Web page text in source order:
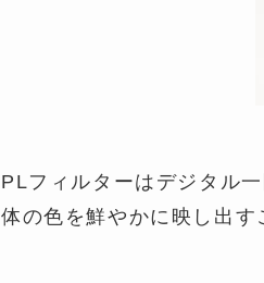
PLフィルターはデジタル
体の色を鮮やかに映し出す